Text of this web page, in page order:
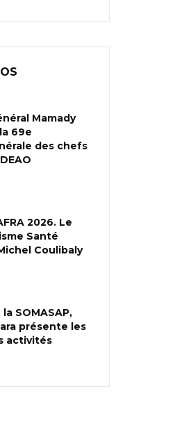
Mamady
69e
des chefs
2026. Le
Santé
Coulibaly
SOMASAP,
présente les
activités